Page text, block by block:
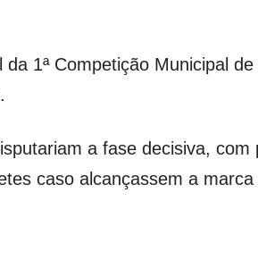
1ª Competição Municipal
a fase decisiva,
caso alcançassem a marca